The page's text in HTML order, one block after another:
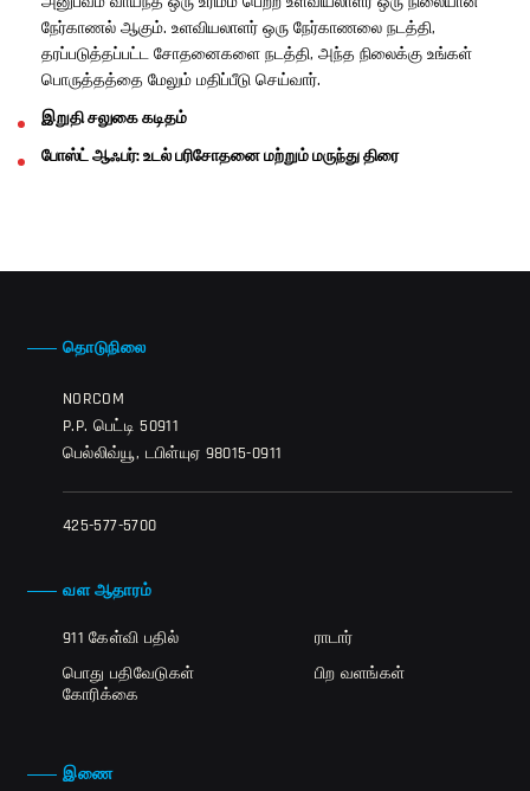
நேர்காணல் ஆகும். உளவியலாளர் ஒரு நேர்காணலை நடத்தி,
தரப்படுத்தப்பட்ட சோதனைகளை நடத்தி, அந்த நிலைக்கு உங்கள்
பொருத்தத்தை மேலும் மதிப்பீடு செய்வார்.
இறுதி சலுகை கடிதம்
போஸ்ட் ஆஃபர்: உடல் பரிசோதனை மற்றும் மருந்து திரை
தொடுநிலை
NORCOM
P.P. பெட்டி 50911
பெல்லிவ்யூ, டபிள்யுஏ 98015-0911
425-577-5700
வள ஆதாரம்
911 கேள்வி பதில்
பொது பதிவேடுகள்
கோரிக்கை
ராடார்
பிற வளங்கள்
இணை